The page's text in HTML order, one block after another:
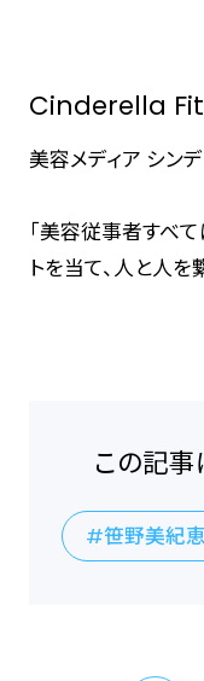
Cinderella
美容メディア シンデ
「美容従事者すべ
トを当て、人と人を
この記
笹野美紀